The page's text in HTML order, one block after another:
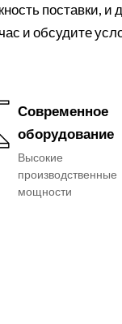
поставки,
и обсудите
Современное
оборудование
Высокие
производственные
мощности